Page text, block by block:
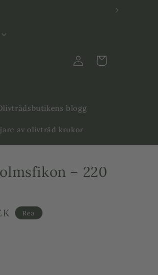
blogg
av olivträd krukor
Logga
in
Varukorg
– 220
Rea